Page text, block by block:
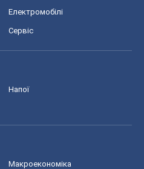
Електромобілі
Сервіс
Напої
Макроекономіка